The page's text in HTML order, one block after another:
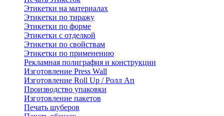
Этикетки на материалах
Этикетки по тиражу
Этикетки по форме
Этикетки с отделкой
Этикетки по свойствам
Этикетки по применению
Рекламная полиграфия и конструкции
Изготовление Press Wall
Изготовление Roll Up / Ролл Ап
Производство упаковки
Изготовление пакетов
Печать шуберов